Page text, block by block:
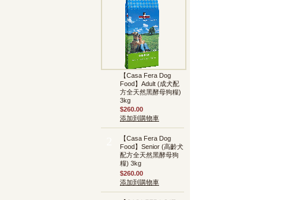
【Casa Fera Dog
Food】Adult (成犬配
方全天然黑酵母狗糧)
3kg
$260.00
添加到購物車
【Casa Fera Dog
Food】Senior (高齡犬
配方全天然黑酵母狗
糧) 3kg
$260.00
添加到購物車